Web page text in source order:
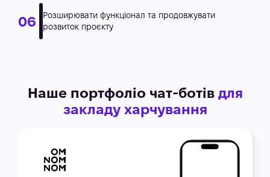
Наше портфоліо чат-ботів для
закладу харчування